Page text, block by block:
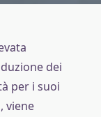
dei
per i suoi
viene